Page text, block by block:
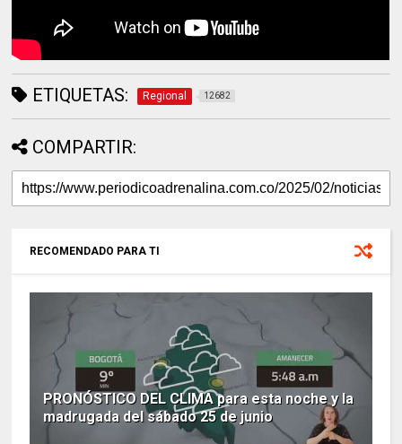
ETIQUETAS: Regional 12682
COMPARTIR:
RECOMENDADO PARA TI
PRONÓSTICO DEL CLIMA para esta noche y la
madrugada del sábado 25 de junio